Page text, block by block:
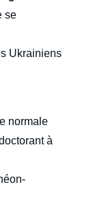
se
Ukrainiens
normale
à